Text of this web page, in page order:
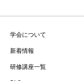
学会について
新着情報
研修講座一覧